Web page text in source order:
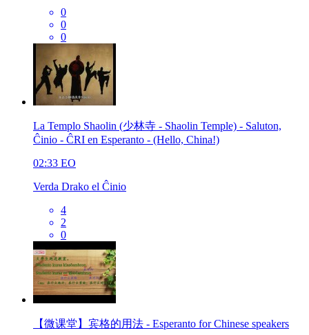
0
0
0
La Templo Shaolin (少林寺 - Shaolin Temple) - Saluton,
Ĉinio - ĈRI en Esperanto - (Hello, China!)
02:33 EO
Verda Drako el Ĉinio
4
2
0
【微课堂】宾格的用法 - Esperanto for Chinese speakers